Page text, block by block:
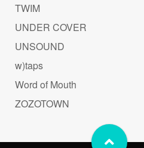
TWIM
UNDER COVER
UNSOUND
w)taps
Word of Mouth
ZOZOTOWN